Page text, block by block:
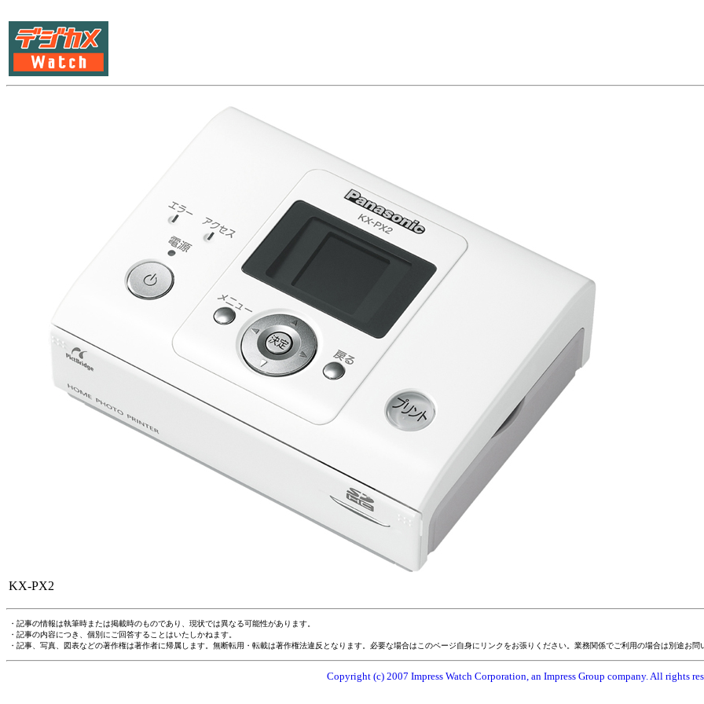
KX-PX2
・記事の情報は執筆時または掲載時のものであり、現状では異なる可能性があります。
・記事の内容につき、個別にご回答することはいたしかねます。
・記事、写真、図表などの著作権は著作者に帰属します。無断転用・転載は著作権法違反となります。必要な場合はこのページ自身にリンクをお張りください。業務関係でご利用の場合は別途お問
Copyright (c) 2007 Impress Watch Corporation, an Impress Group company. All rights